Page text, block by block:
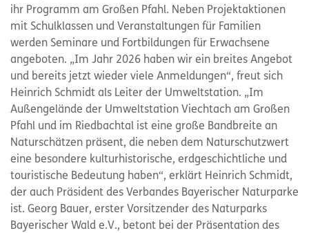
ihr Programm am Großen Pfahl. Neben Projektaktionen
mit Schulklassen und Veranstaltungen für Familien
werden Seminare und Fortbildungen für Erwachsene
angeboten. „Im Jahr 2026 haben wir ein breites Angebot
und bereits jetzt wieder viele Anmeldungen“, freut sich
Heinrich Schmidt als Leiter der Umweltstation. „Im
Außengelände der Umweltstation Viechtach am Großen
Pfahl und im Riedbachtal ist eine große Bandbreite an
Naturschätzen präsent, die neben dem Naturschutzwert
eine besondere kulturhistorische, erdgeschichtliche und
touristische Bedeutung haben“, erklärt Heinrich Schmidt,
der auch Präsident des Verbandes Bayerischer Naturparke
ist. Georg Bauer, erster Vorsitzender des Naturparks
Bayerischer Wald e.V., betont bei der Präsentation des